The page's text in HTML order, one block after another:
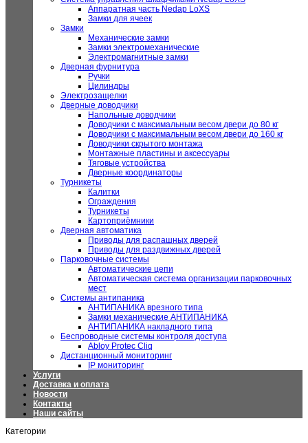
Аппаратная часть Nedap LoXS
Замки для ячеек
Замки
Механические замки
Замки электромеханические
Электромагнитные замки
Дверная фурнитура
Ручки
Цилиндры
Электрозащелки
Дверные доводчики
Напольные доводчики
Доводчики с максимальным весом двери до 80 кг
Доводчики с максимальным весом двери до 160 кг
Доводчики скрытого монтажа
Монтажные пластины и аксессуары
Тяговые устройства
Дверные координаторы
Турникеты
Калитки
Ограждения
Турникеты
Картоприёмники
Дверная автоматика
Приводы для распашных дверей
Приводы для раздвижных дверей
Парковочные системы
Автоматические цепи
Автоматическая система организации парковочных
мест
Системы антипаника
АНТИПАНИКА врезного типа
Замки механические АНТИПАНИКА
АНТИПАНИКА накладного типа
Беспроводные системы контроля доступа
Abloy Protec Cliq
Дистанционный мониторинг
IP мониторинг
Услуги
Доставка и оплата
Новости
Контакты
Наши сайты
Категории